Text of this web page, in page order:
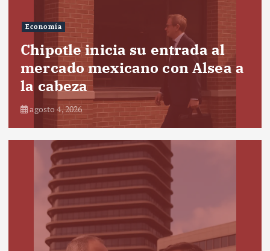
Economía
Chipotle inicia su entrada al
mercado mexicano con Alsea a
la cabeza
agosto 4, 2026